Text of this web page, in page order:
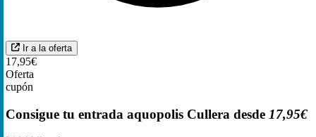
Ir a la oferta
17,95€
Oferta
cupón
Consigue tu entrada aquopolis Cullera desde 17,95€